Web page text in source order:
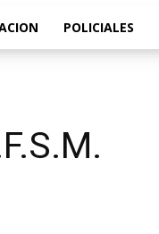
Anyulin
POLICIALES